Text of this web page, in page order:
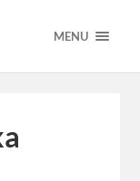
MENU